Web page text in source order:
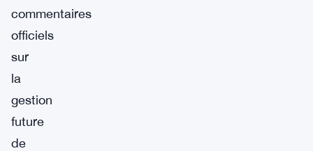
commentaires
officiels
sur
la
gestion
future
de